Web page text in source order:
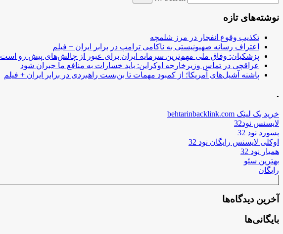
نوشته‌های تازه
تکذیب وقوع انفجار در مرز شلمچه
اعتراف رسانه صهیونیستی به ناکامی ترامپ در برابر ایران + فیلم
پزشکیان: وفاق ملی مهم‌ترین سرمایه ایران برای عبور از چالش‌های پیش رو است
عراقچی در تماس وزیرخارجه اوکراین: باید خسارات به منافع ما جبران شود
پاشنه آشیل‌های آمریکا؛ از کمبود مهمات تا بن‌بست راهبردی در برابر ایران + فیلم
.
خرید بک لینک behtarinbacklink.com
لایسنس نود32
پسورد نود 32
اوکلی لایسنس رایگان نود 32
همیار نود 32
بهترین سئو
رایگان
آخرین دیدگاه‌ها
بایگانی‌ها